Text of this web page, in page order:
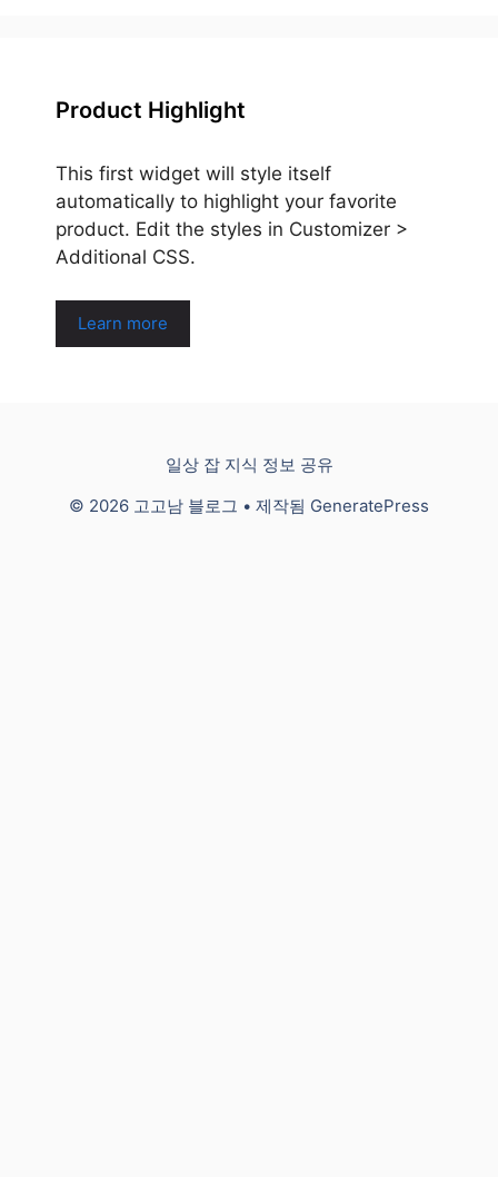
Product Highlight
This first widget will style itself
automatically to highlight your favorite
product. Edit the styles in Customizer >
Additional CSS.
Learn more
일상 잡 지식 정보 공유
© 2026 고고남 블로그 • 제작됨 GeneratePress